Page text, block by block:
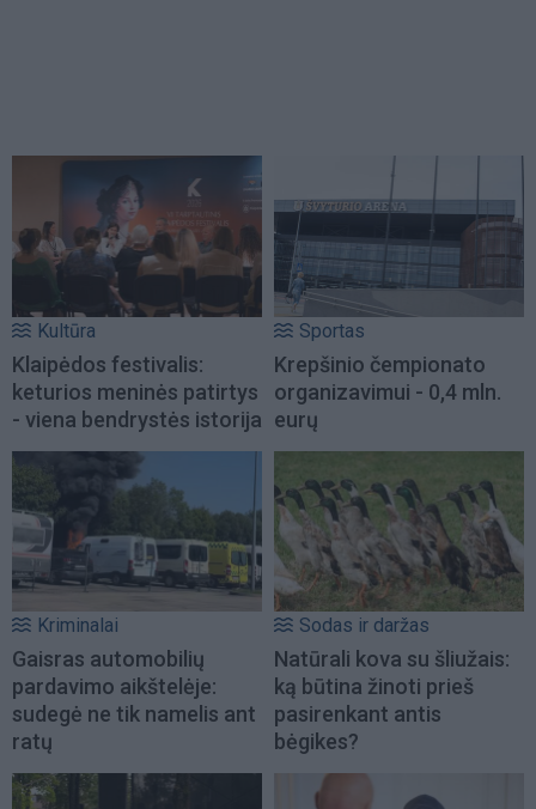
Kultūra
Klaipėdos festivalis:
keturios meninės patirtys
- viena bendrystės istorija
Sportas
Krepšinio čempionato
organizavimui - 0,4 mln.
eurų
Kriminalai
Gaisras automobilių
pardavimo aikštelėje:
sudegė ne tik namelis ant
ratų
Sodas ir daržas
Natūrali kova su šliužais:
ką būtina žinoti prieš
pasirenkant antis
bėgikes?